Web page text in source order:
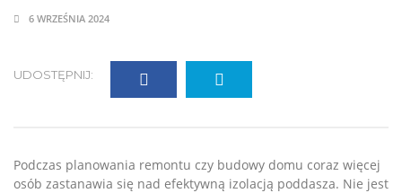
6 WRZEŚNIA 2024
UDOSTĘPNIJ:
Podczas planowania remontu czy budowy domu coraz więcej
osób zastanawia się nad efektywną izolacją poddasza. Nie jest